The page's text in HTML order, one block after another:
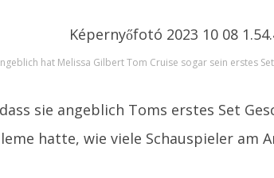
hat Melissa Gilbert Tom Cruise sogar sein erstes
sie angeblich Toms erstes Set
hatte, wie viele Schauspieler am